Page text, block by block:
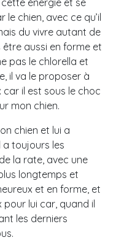
chien, avec ce qu’il
du vivre autant de
aussi en forme et
pas le chlorella et
il va le proposer à
car il est sous le choc
mon chien.
chien et lui a
a toujours les
la rate, avec une
longtemps et
et en forme, et
pour lui car, quand il
les derniers